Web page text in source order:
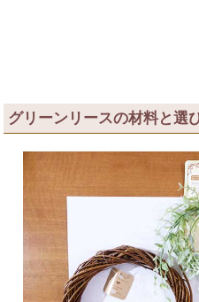
グリーンリースの材料と選